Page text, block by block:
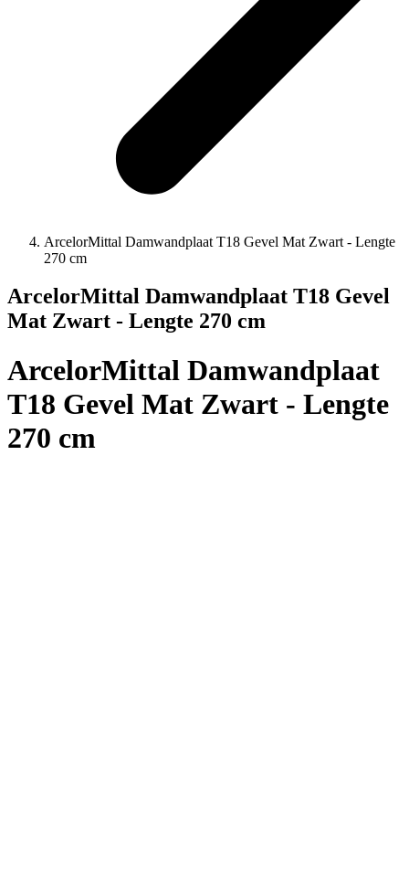
ArcelorMittal Damwandplaat T18 Gevel Mat Zwart - Lengte
270 cm
ArcelorMittal Damwandplaat T18 Gevel
Mat Zwart - Lengte 270 cm
ArcelorMittal Damwandplaat
T18 Gevel Mat Zwart - Lengte
270 cm